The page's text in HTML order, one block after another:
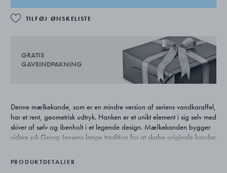
TILFØJ ØNSKELISTE
GRATIS
GAVEINDPAKNING
Denne mælkekande, som er en mindre version af seriens vandkaraffel,
har et rent, geometrisk udtryk. Hanken er et unikt element i sig selv med
skiver af sølv og ibenholt i et legende design. Mælkekanden bygger
videre på Georg Jensens lange tradition for at skabe originale kander.
PRODUKTDETALJER